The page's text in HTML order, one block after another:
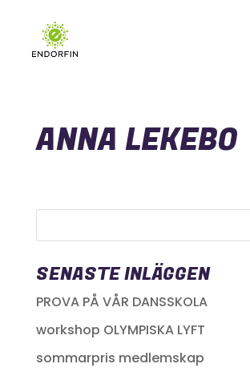
ANNA LEKEBO
SENASTE INLÄGGEN
PROVA PÅ VÅR DANSSKOLA
workshop OLYMPISKA LYFT
sommarpris medlemskap